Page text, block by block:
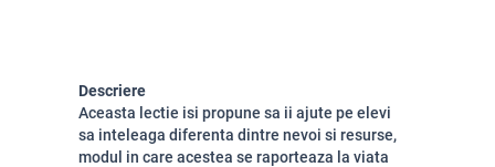
Descriere
Aceasta lectie isi propune sa ii ajute pe elevi
sa inteleaga diferenta dintre nevoi si resurse,
modul in care acestea se raporteaza la viata